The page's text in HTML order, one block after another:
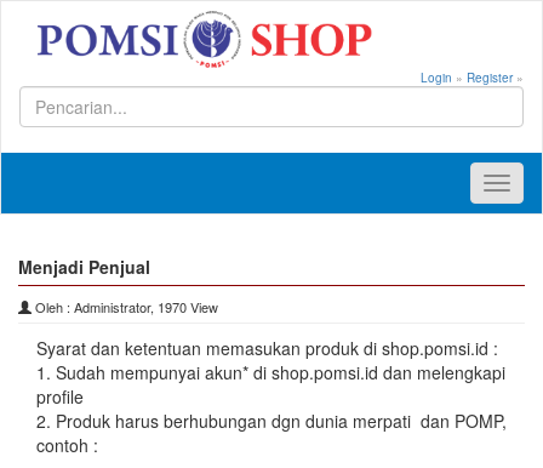
Login » Register»
Menjadi Penjual
Oleh : Administrator, 1970 View
Syarat dan ketentuan memasukan produk di shop.pomsi.id :
1. Sudah mempunyai akun* di shop.pomsi.id dan melengkapi
profile
2. Produk harus berhubungan dgn dunia merpati dan POMP,
contoh :